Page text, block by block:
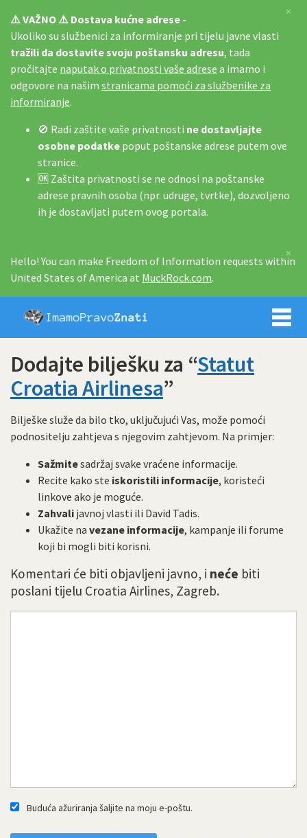
⚠️ VAŽNO ⚠️ Dostava kućne adrese -
Ukoliko su službenici za informiranje pri tijelu javne vlasti
tražili da dostavite svoju poštansku adresu, tada
pročitajte naputak o privatnosti vaše adrese a imamo i
odgovore na našim stranicama pomoći za službenike za
informiranje.
🚫 Radi zaštite vaše privatnosti ne dostavljajte
osobne podatke poput poštanske adrese putem ove
stranice.
🆗 Zaštita privatnosti se ne odnosi na poštanske
adrese pravnih osoba (npr. udruge, tvrtke), dozvoljeno
ih je dostavljati putem ovog portala.
×
Hello! You can make Freedom of Information requests within
United States of America at MuckRock.com.
×
Imamo
Dodajte bilješku za “Statut
Croatia Airlinesa”
Bilješke služe da bilo tko, uključujući Vas, može pomoći
podnositelju zahtjeva s njegovim zahtjevom. Na primjer:
Sažmitesadržaj svake vraćene informacije.
Recite kako ste iskoristili informacije, koristeći
linkove ako je moguće.
Zahvali javnoj vlasti ili David Tadis.
Ukažite na vezane informacije, kampanje ili forume
koji bi mogli biti korisni.
Komentari će biti objavljeni javno, i neće biti
poslani tijelu Croatia Airlines, Zagreb.
Buduća ažuriranja šaljite na moju e-poštu.